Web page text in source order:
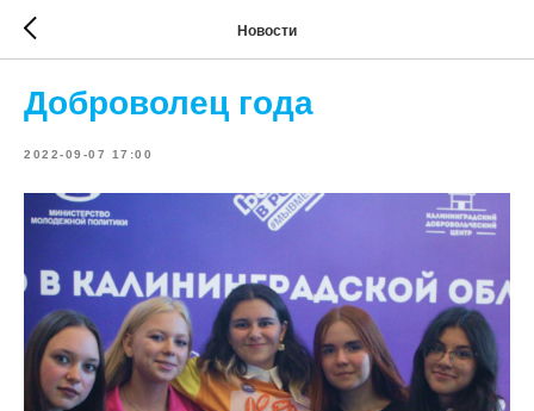
Новости
Доброволец года
2022-09-07 17:00